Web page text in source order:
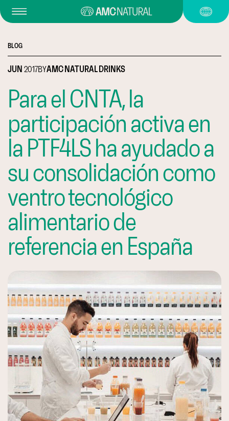
BLOG
JUN 2017BYAMC NATURAL DRINKS
Para el CNTA, la
participación activa en
la PTF4LS ha ayudado a
su consolidación como
ventro tecnológico
alimentario de
referencia en España